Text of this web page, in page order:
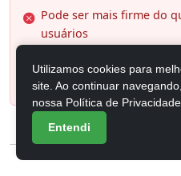
Pode ser mais firme do
usuários
busca um colchão mais
Utilizamos cookies para
site. Ao continuar
nossa Política de Privacidade.
Entendi